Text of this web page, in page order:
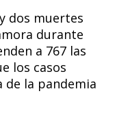
dos muertes
durante
a 767 las
los casos
de la pandemia